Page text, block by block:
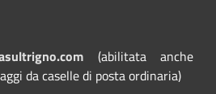
(abilitata anche
da caselle di posta ordinaria)